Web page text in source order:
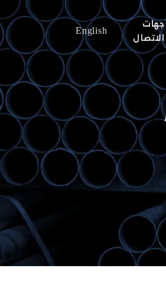
جهات
الاتصال
English